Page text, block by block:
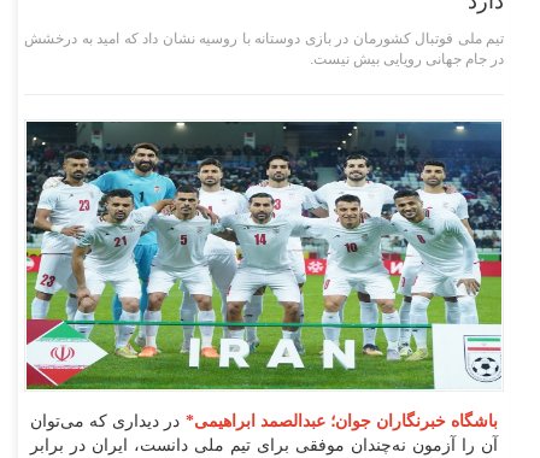
تیم ملی فوتبال کشورمان در بازی دوستانه با روسیه نشان داد که امید به درخشش
در جام جهانی رویایی بیش نیست.
باشگاه خبرنگاران جوان؛ عبدالصمد ابراهیمی* در دیداری که می‌توان
آن را آزمون نه‌چندان موفقی برای تیم ملی دانست، ایران در برابر